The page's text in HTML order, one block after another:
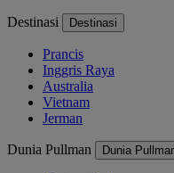
Destinasi Destinasi
Prancis
Inggris Raya
Australia
Vietnam
Jerman
Dunia Pullman Dunia